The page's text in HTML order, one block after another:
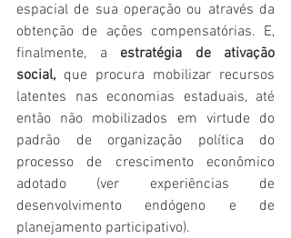
espacial de sua operação ou através da
obtenção de ações compensatórias. E,
finalmente, a estratégia de ativação
social, que procura mobilizar recursos
latentes nas economias estaduais, até
então não mobilizados em virtude do
padrão de organização política do
processo de crescimento econômico
adotado (ver experiências de
desenvolvimento endógeno e de
planejamento participativo).